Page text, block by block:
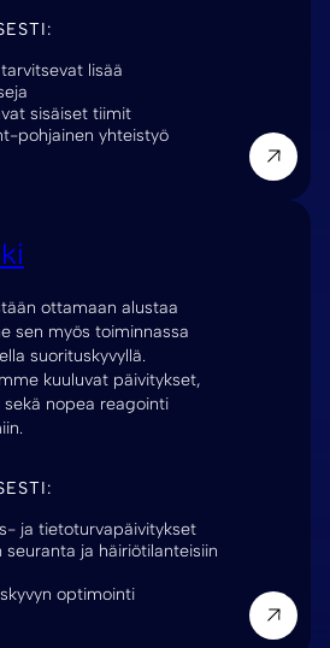
lisää
sisäiset tiimit
pohjainen yhteistyö
ottamaan alustaa
sen myös toiminnassa
suorituskyvyllä.
kuuluvat päivitykset,
nopea reagointi
ja tietoturvapäivitykset
seuranta ja häiriötilanteisiin
optimointi